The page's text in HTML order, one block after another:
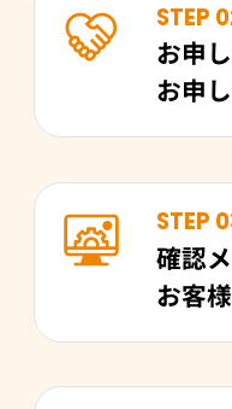
STEP
お申
お申
STEP
確認
お客